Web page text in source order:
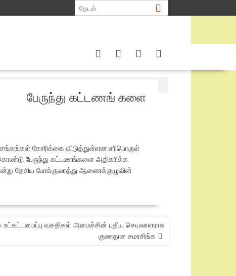
பேருந்து கட்டணங் களை
கோரிக்கை விடுத்துள்ளன.எரிபொருள்
பேருந்து கட்டணங்களை அதிகரிக்க
தேசிய போக்குவரத்து ஆணைக்குழுவின்
உட்கட்டமைப்பு வசதிகள் அமைச்சின் புதிய செயலாளராக
குணதாச சமரசிங்க